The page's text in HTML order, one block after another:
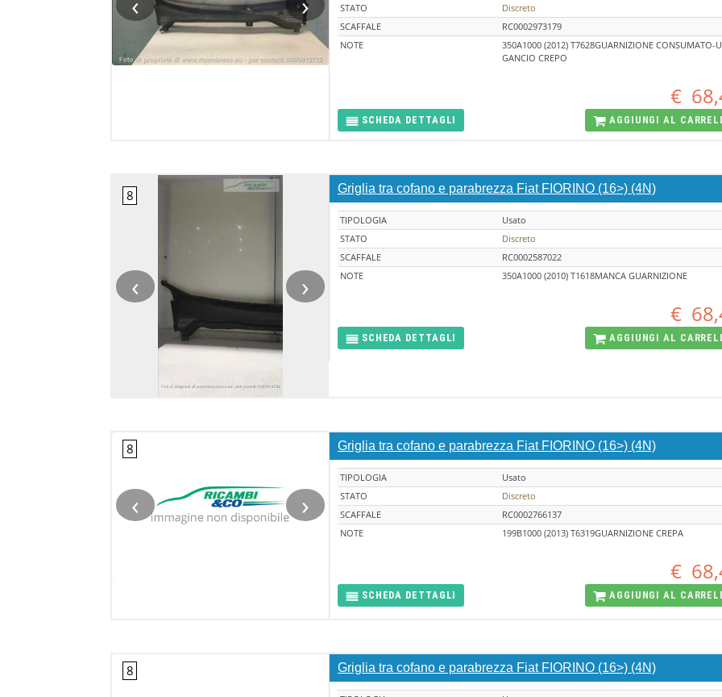
STATO
Discreto
SCAFFALE
RC0002973179
NOTE
350A1000 (2012) T7628GUARNIZIONE CONSUMATO-
GANCIO CREPO
€
SCHEDA DETTAGLI AGGIUNGI AL
‹ ›
Griglia tra cofano e parabrezza Fiat FIORINO (16>) (4N)
TIPOLOGIA
Usato
STATO
Discreto
SCAFFALE
RC0002587022
NOTE
350A1000 (2010) T1618MANCA GUARNIZIONE
€
SCHEDA DETTAGLI AGGIUNGI AL
‹ ›
Griglia tra cofano e parabrezza Fiat FIORINO (16>) (4N)
TIPOLOGIA
Usato
STATO
Discreto
SCAFFALE
RC0002766137
NOTE
199B1000 (2013) T6319GUARNIZIONE CREPA
€
SCHEDA DETTAGLI AGGIUNGI AL
Griglia tra cofano e parabrezza Fiat FIORINO (16>) (4N)